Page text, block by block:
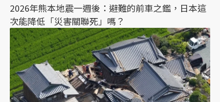
2026年熊本地震一週後：避難的前車之鑑，日本這
次能降低「災害關聯死」嗎？